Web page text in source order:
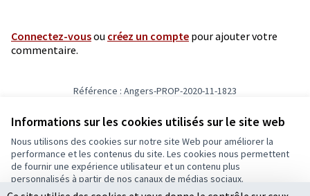
Informations sur les cookies utilisés sur le site web
Nous utilisons des cookies sur notre site Web pour améliorer la
performance et les contenus du site. Les cookies nous permettent
de fournir une expérience utilisateur et un contenu plus
personnalisés à partir de nos canaux de médias sociaux.
Connectez-vousou créez un compte pour ajouter votre
commentaire.
Référence : Angers-PROP-2020-11-1823
Conditions d'utilisation
Paramètres des cookies
Ecrivons Angers sur X
(Lien externe)
Ecrivons Angers sur Facebook
(Lien externe)